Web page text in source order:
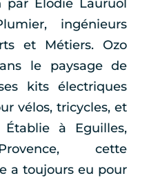
par Elodie Lauruol
ingénieurs
et Métiers. Ozo
le paysage de
kits électriques
vélos, tricycles, et
à Eguilles,
cette
a toujours eu pour